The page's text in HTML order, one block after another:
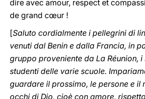
dire avec amour, respect et
de grand cœur !
[Saluto cordialmente i pellegrini di
venuti dal Benin e dalla Francia, in
gruppo proveniente da La Réunion,
studenti delle varie scuole.
guardare il prossimo, le persone e il
occhi di Dio, cioè con amore,